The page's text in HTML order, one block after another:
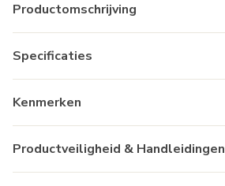
Productomschrijving
Specificaties
Kenmerken
Productveiligheid & Handleidingen